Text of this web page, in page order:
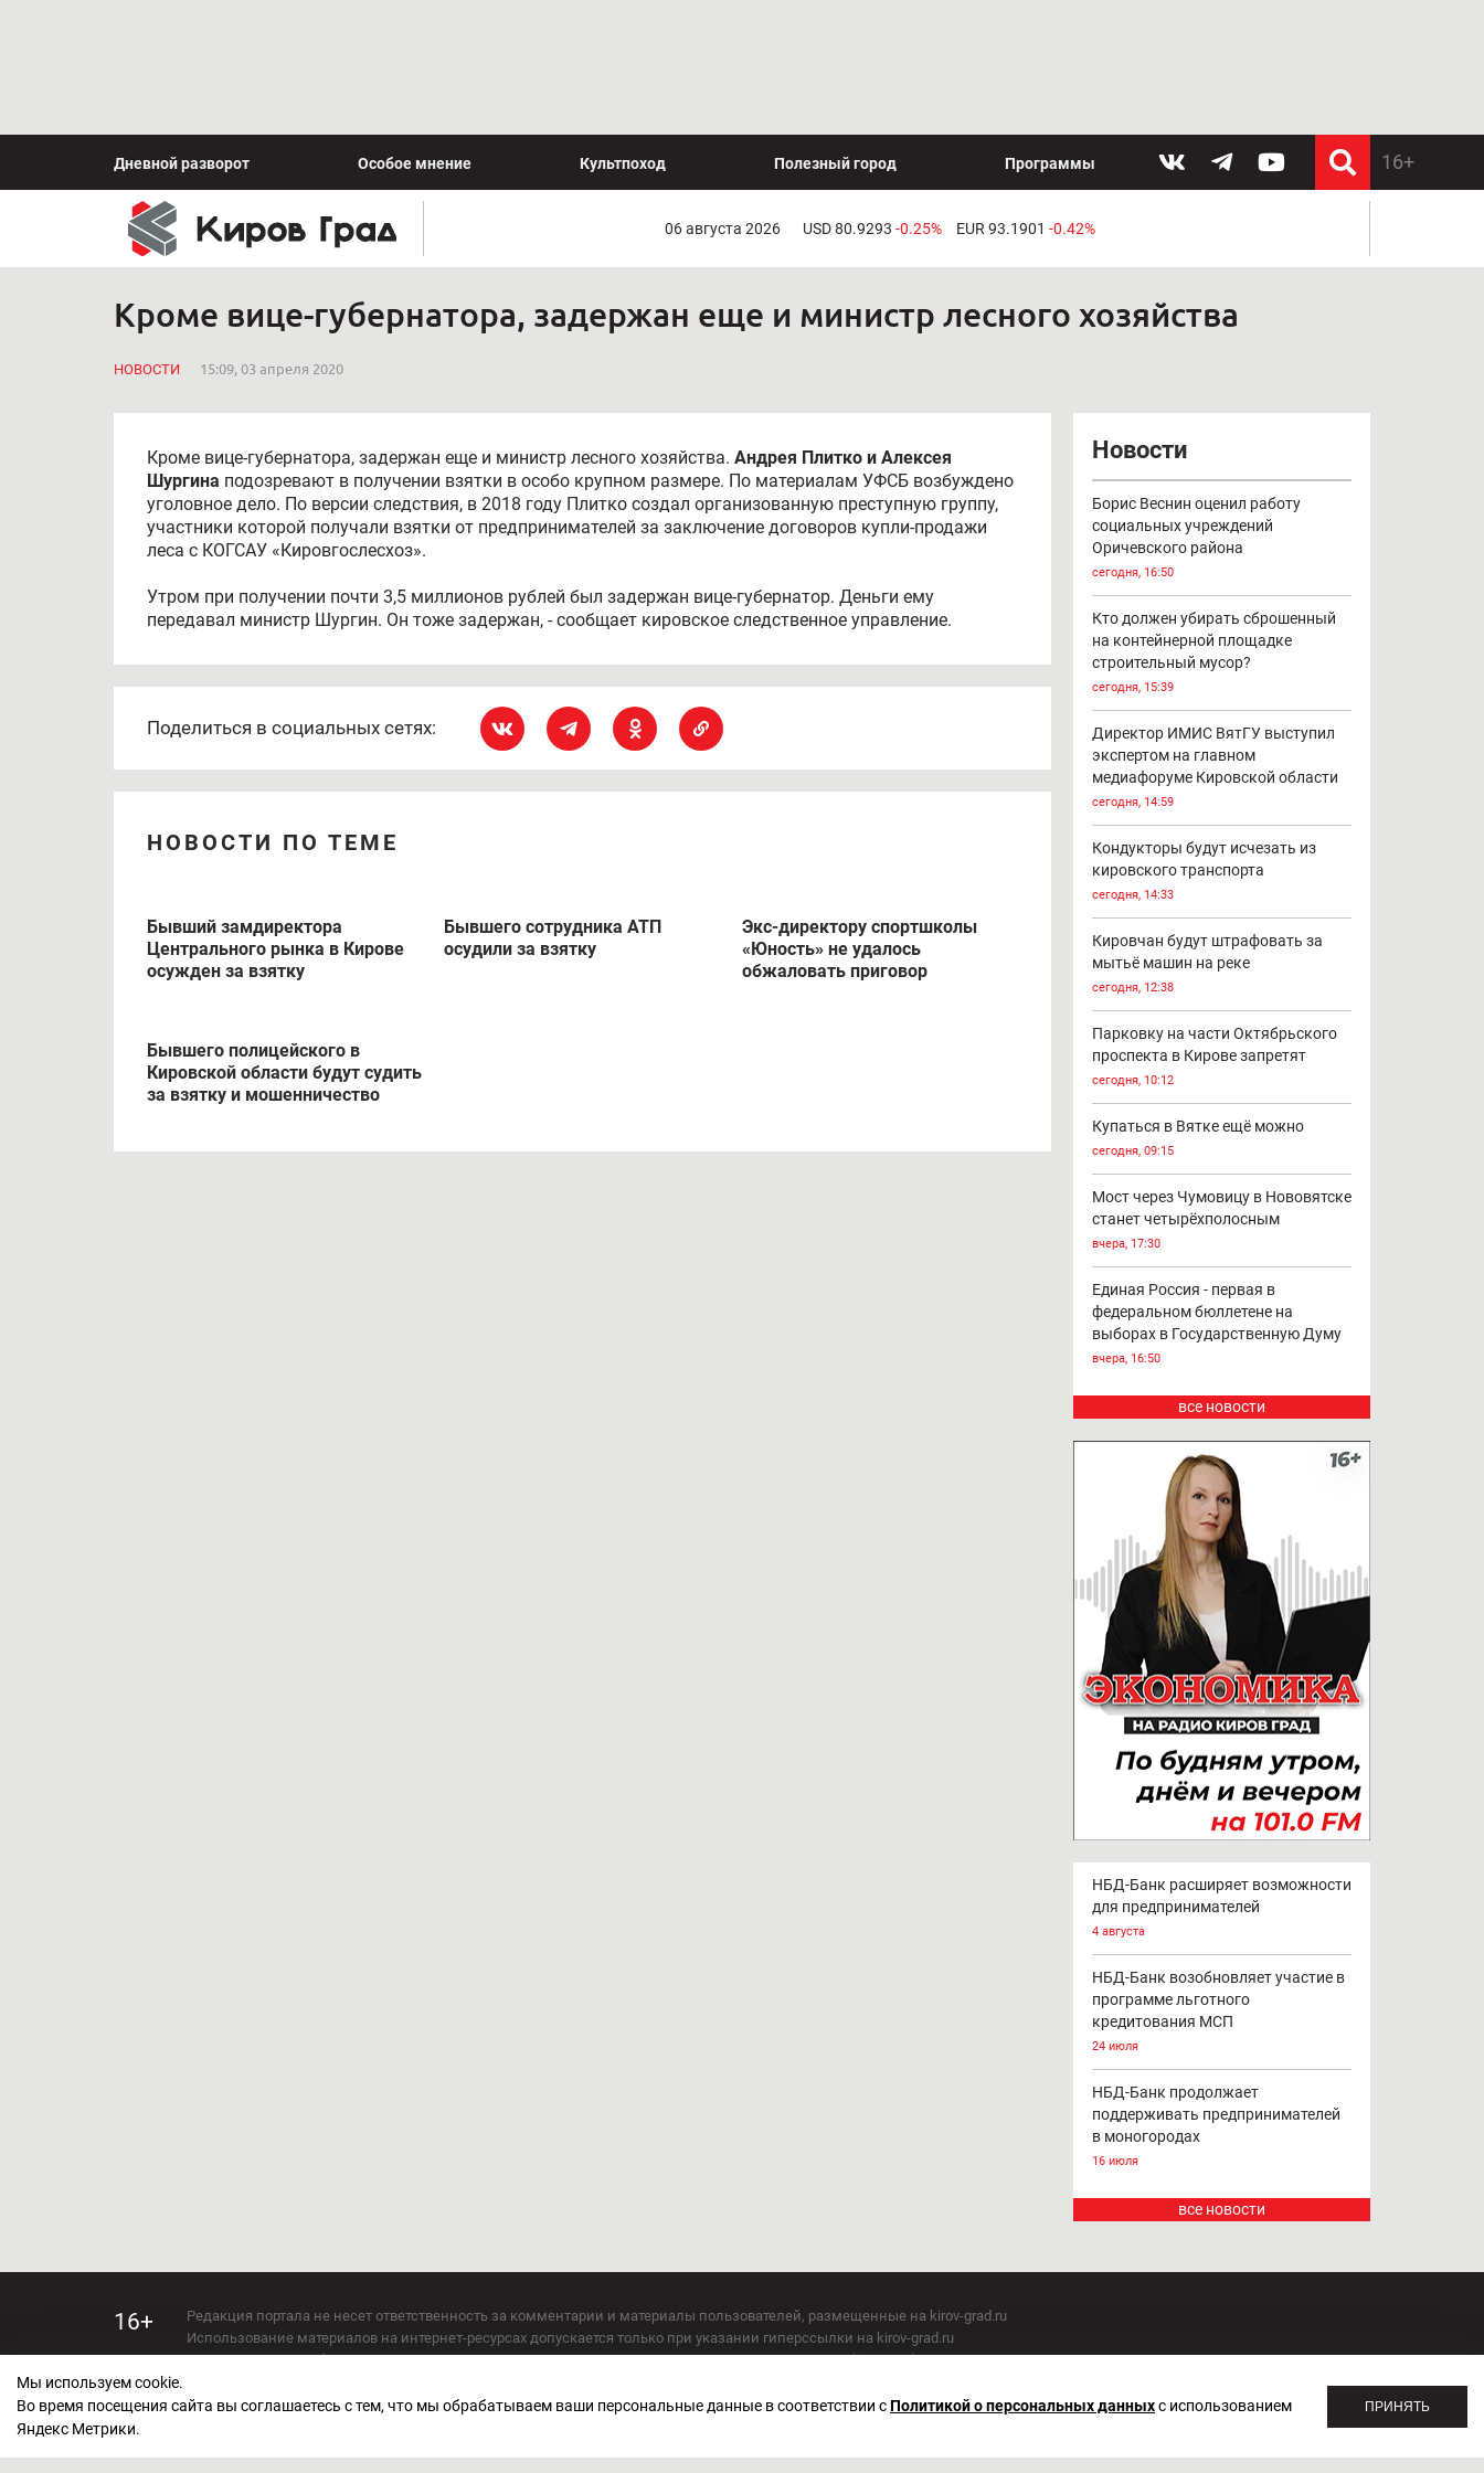
Дневной разворот Особое мнение Культпоход Полезный город Программы
06 августа 2026 USD 80.9293 -0.25% EUR 93.1901 -0.42%
Кроме вице-губернатора, задержан еще и министр лесного хозяйства
НОВОСТИ 15:09, 03 апреля 2020
Кроме вице-губернатора, задержан еще и министр лесного хозяйства. Андрея Плитко и Алексея
Шургина подозревают в получении взятки в особо крупном размере. По материалам УФСБ возбуждено
уголовное дело. По версии следствия, в 2018 году Плитко создал организованную преступную группу,
участники которой получали взятки от предпринимателей за заключение договоров купли-продажи
леса с КОГСАУ «Кировгослесхоз».
Утром при получении почти 3,5 миллионов рублей был задержан вице-губернатор. Деньги ему
передавал министр Шургин. Он тоже задержан, - сообщает кировское следственное управление.
Поделиться в социальных сетях:
НОВОСТИ ПО ТЕМЕ
Бывший замдиректора
Центрального рынка в Кирове
осужден за взятку
Бывшего сотрудника АТП
осудили за взятку
Экс-директору спортшколы
«Юность» не удалось
обжаловать приговор
Бывшего полицейского в
Кировской области будут судить
за взятку и мошенничество
Новости
Борис Веснин оценил работу
социальных учреждений
Оричевского района
сегодня, 16:50
Кто должен убирать сброшенный
на контейнерной площадке
строительный мусор?
сегодня, 15:39
Директор ИМИС ВятГУ выступил
экспертом на главном
медиафоруме Кировской области
сегодня, 14:59
Кондукторы будут исчезать из
кировского транспорта
сегодня, 14:33
Кировчан будут штрафовать за
мытьё машин на реке
сегодня, 12:38
Парковку на части Октябрьского
проспекта в Кирове запретят
сегодня, 10:12
Купаться в Вятке ещё можно
сегодня, 09:15
Мост через Чумовицу в Нововятске
станет четырёхполосным
вчера, 17:30
Единая Россия - первая в
федеральном бюллетене на
выборах в Государственную Думу
вчера, 16:50
все новости
НБД-Банк расширяет возможности
для предпринимателей
4 августа
НБД-Банк возобновляет участие в
программе льготного
кредитования МСП
24 июля
НБД-Банк продолжает
поддерживать предпринимателей
в моногородах
16 июля
все новости
16+
Редакция портала не несет ответственность за комментарии и материалы пользователей, размещенные на kirov-grad.ru
Использование материалов на интернет-ресурсах допускается только при указании гиперссылки на kirov-grad.ru
Использование любых материалов настоящего СМИ допускается только при указании на ресурс: kirov-grad.ru
СМИ зарегистрировано Федеральной службой по надзору в сфере связи, информационных технологий и массовых коммуникаций 20.07.2018. Регистрационный номер ЭЛ №
Мы используем cookie.
Во время посещения сайта вы соглашаетесь с тем, что мы обрабатываем ваши персональные данные в соответствии сПолитикой о персональных данныхс использованием
Яндекс Метрики.
ПРИНЯТЬ